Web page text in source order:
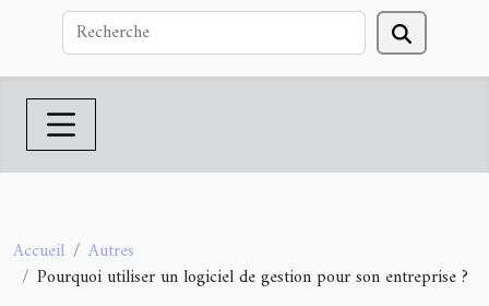
Accueil
Autres
Pourquoi utiliser un logiciel de gestion pour son entreprise ?